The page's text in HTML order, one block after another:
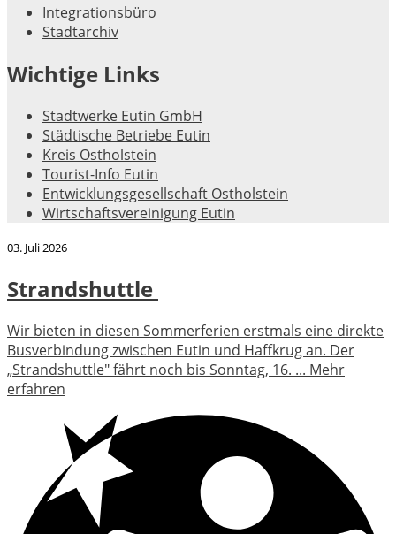
Integrationsbüro
Stadtarchiv
Wichtige Links
Stadtwerke Eutin GmbH
Städtische Betriebe Eutin
Kreis Ostholstein
Tourist-Info Eutin
Entwicklungsgesellschaft Ostholstein
Wirtschaftsvereinigung Eutin
03. Juli 2026
Strandshuttle
Wir bieten in diesen Sommerferien erstmals eine direkte
Busverbindung zwischen Eutin und Haffkrug an. Der
„Strandshuttle" fährt noch bis Sonntag, 16. ... Mehr
erfahren